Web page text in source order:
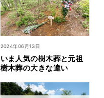
2024年06月13日
いま人気の樹木葬と元祖
樹木葬の大きな違い